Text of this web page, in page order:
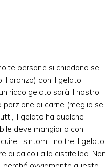
persone si chiedono se
pranzo) con il gelato.
ricco gelato sarà il nostro
di carne (meglio se
il gelato ha qualche
deve mangiarlo con
i sintomi. Inoltre il gelato,
di calcoli alla cistifellea. Non